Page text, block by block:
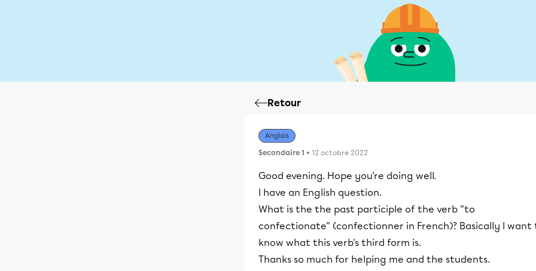
Retour
Anglais
Secondaire 1 • 12 octobre 2022
Good evening. Hope you're doing well.
I have an English question.
What is the the past participle of the verb "to
confectionate" (confectionner in French)? Basically I want
know what this verb's third form is.
Thanks so much for helping me and the students.